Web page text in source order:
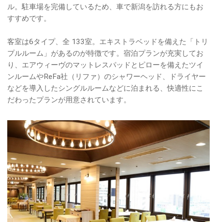
ル。駐車場を完備しているため、車で新潟を訪れる方にもお
すすめです。
客室は6タイプ、全 133室。エキストラベッドを備えた「トリ
プルルーム」があるのが特徴です。宿泊プランが充実してお
り、エアウィーヴのマットレスパッドとピローを備えたツイ
ンルームやReFa社（リファ）のシャワーヘッド、ドライヤー
などを導入したシングルルームなどに泊まれる、快適性にこ
だわったプランが用意されています。